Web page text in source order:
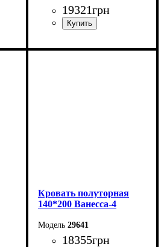
19321грн
Ширина: 186 см
Кровать полуторная
140*200 Ванесса-4
29641
18355грн